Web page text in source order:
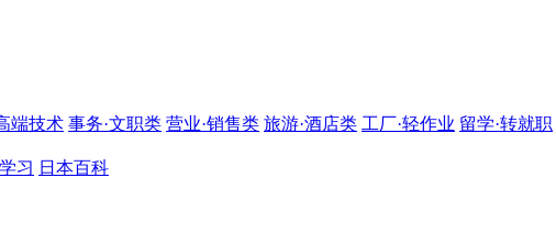
端技术 事务·文职类 营业·销售类 旅游·酒店类 工厂·轻作业 留学·转就职
习 日本百科